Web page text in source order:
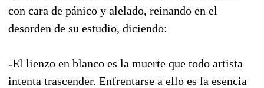
con cara de pánico y alelado, reinando en el
desorden de su estudio, diciendo:
-El lienzo en blanco es la muerte que todo artista
intenta trascender. Enfrentarse a ello es la esencia